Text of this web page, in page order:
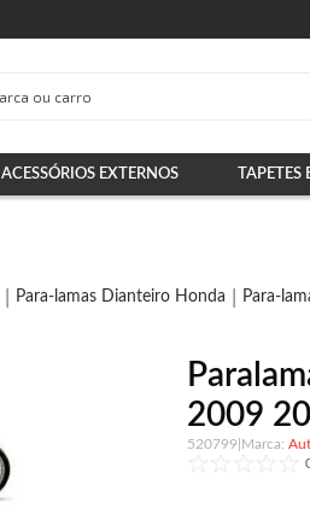
ACESSÓRIOS EXTERNOS TAPETES
Para-lamas Dianteiro Honda Para-
2009
520799